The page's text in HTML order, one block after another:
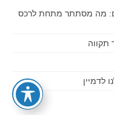
מה מסתתר מתחת לרכס
תקווה
לדמיין